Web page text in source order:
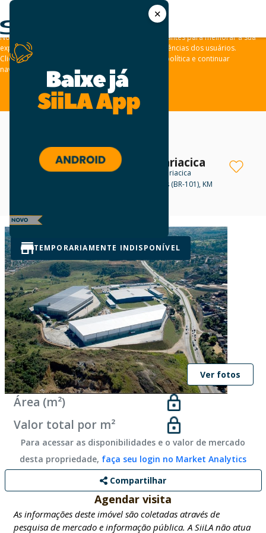
✕
As leis de privacidade dos usuários estão mudando e por isso nós
convidamos você a revisar a nossa
Nós usamos cookies e outras tecnologias semelhantes para melhorar a sua
experiência em nossos sites e lembrar das preferências dos usuários.
Clique em “aceitar” para concordar com a nossa política e continuar
navegando em nosso site.
ACEITAR
Centro Logístico Cariacica
Galpão para locação
em Cariacica
Rodovia Governador Mário Covas (BR-101), KM
TEMPORARIAMENTE INDISPONÍVEL
Ver fotos
Área (m²)
Valor total por m²
Para acessar as disponibilidades e o valor de mercado
desta propriedade, faça seu login no Market Analytics
Compartilhar
Agendar visita
As informações deste imóvel são coletadas através de
pesquisa de mercado e informação pública. A SiiLA não atua